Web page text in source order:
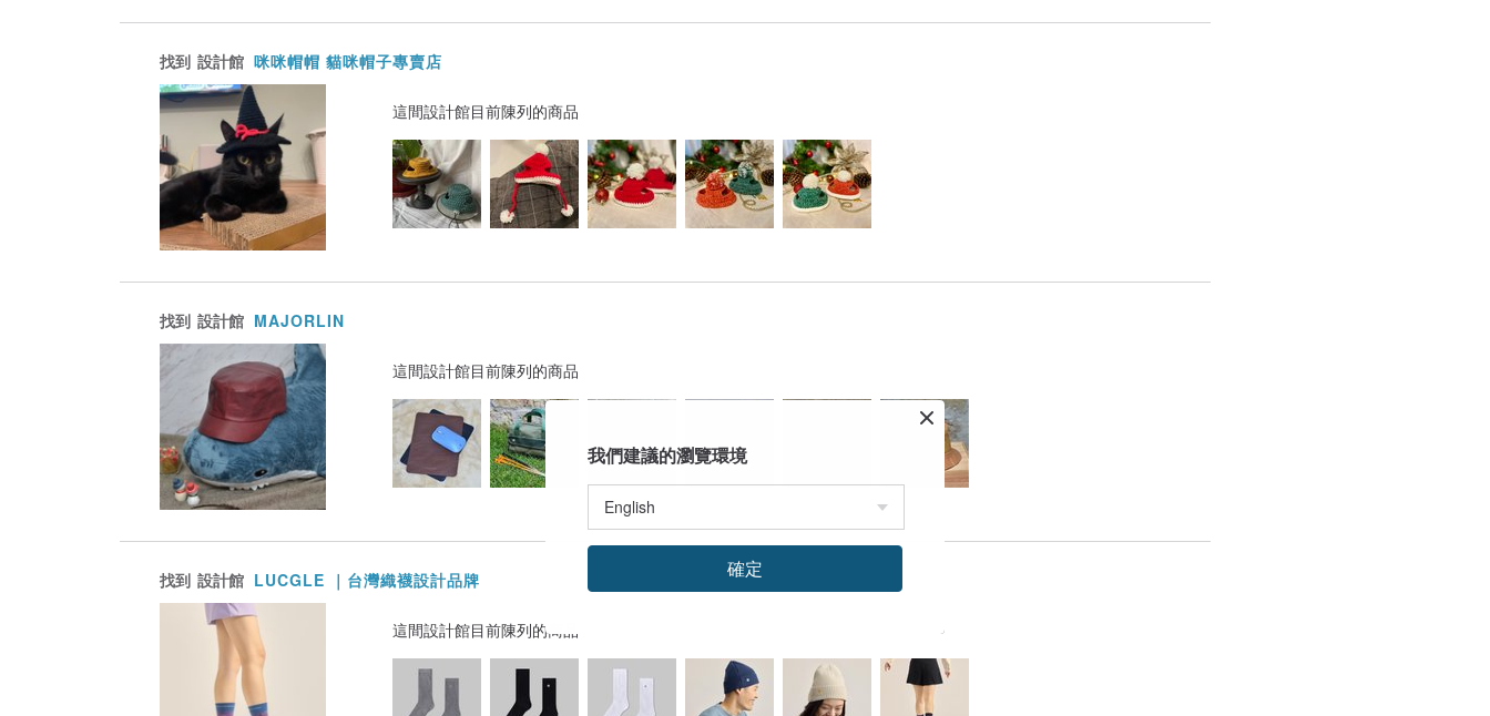
找到 設計館 咪咪帽帽 貓咪帽子專賣店
這間設計館目前陳列的商品
找到 設計館 MAJORLIN
這間設計館目前陳列的商品
找到 設計館 LUCGLE ｜台灣織襪設計品牌
這間設計館目前陳列的商品
我們建議的瀏覽環境
確定